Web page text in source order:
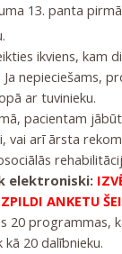
13. panta
ikviens, kam
nepieciešams,
ar tuvinieku.
pacientam
vai arī ārsta
elektroniski:
ANKETU
20 programmas,
20 dalībnieku.